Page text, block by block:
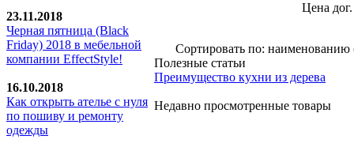
23.11.2018
Черная пятница (Black
Friday) 2018 в мебельной
компании EffectStyle!
16.10.2018
Как открыть ателье с нуля
по пошиву и ремонту
одежды
Цена дог.
Сортировать по: наименованию
Полезные статьи
Преимущество кухни из дерева
Недавно просмотренные товары